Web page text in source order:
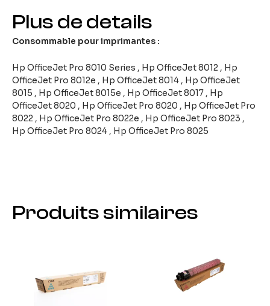
Plus de details
Consommable pour imprimantes :
Hp OfficeJet Pro 8010 Series , Hp OfficeJet 8012 , Hp
OfficeJet Pro 8012e , Hp OfficeJet 8014 , Hp OfficeJet
8015 , Hp OfficeJet 8015e , Hp OfficeJet 8017 , Hp
OfficeJet 8020 , Hp OfficeJet Pro 8020 , Hp OfficeJet Pro
8022 , Hp OfficeJet Pro 8022e , Hp OfficeJet Pro 8023 ,
Hp OfficeJet Pro 8024 , Hp OfficeJet Pro 8025
Produits similaires